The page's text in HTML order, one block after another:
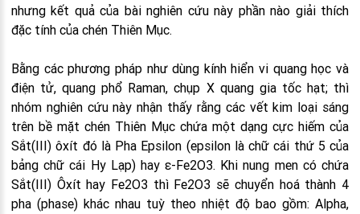
nhưng kết quả của bài nghiên cứu này phần nào giải thích
đặc tính của chén Thiên Mục.
Bằng các phương pháp như dùng kính hiển vi quang học và
điện tử, quang phổ Raman, chụp X quang gia tốc hạt; thì
nhóm nghiên cứu này nhận thấy rằng các vết kim loại sáng
trên bề mặt chén Thiên Mục chứa một dạng cực hiếm của
Sắt(III) ôxít đó là Pha Epsilon (epsilon là chữ cái thứ 5 của
bảng chữ cái Hy Lạp) hay ε-Fe2O3. Khi nung men có chứa
Sắt(III) Ôxít hay Fe2O3 thì Fe2O3 sẽ chuyển hoá thành 4
pha (phase) khác nhau tuỳ theo nhiệt độ bao gồm: Alpha,